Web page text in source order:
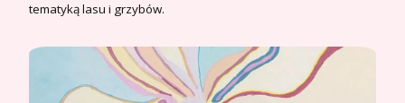
tematyką lasu i grzybów.